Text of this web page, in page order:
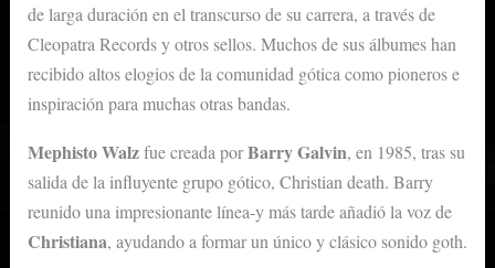
de larga duración en el transcurso de su carrera, a través de
Cleopatra Records y otros sellos. Muchos de sus álbumes han
recibido altos elogios de la comunidad gótica como pioneros e
inspiración para muchas otras bandas.
Mephisto Walzfue creada porBarry Galvin, en 1985, tras su
salida de la influyente grupo gótico, Christian death. Barry
reunido una impresionante línea-y más tarde añadió la voz de
Christiana, ayudando a formar un único y clásico sonido goth.